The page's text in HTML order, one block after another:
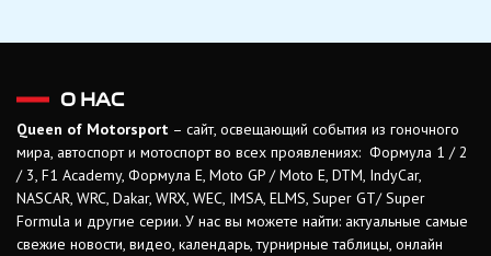
О НАС
Queen of Motorsport – сайт, освещающий события из гоночного
мира, автоспорт и мотоспорт во всех проявлениях: Формула 1 / 2
/ 3, F1 Academy, Формула Е, Moto GP / Moto E, DTM, IndyCar,
NASCAR, WRC, Dakar, WRX, WEC, IMSA, ELMS, Super GT/ Super
Formula и другие серии. У нас вы можете найти: актуальные самые
свежие новости, видео, календарь, турнирные таблицы, онлайн